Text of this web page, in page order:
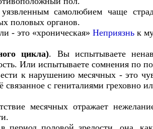
самолюбием чаще
половых органов.
- это «хроническая» Неприязнь к
цикла). Вы испытываете
Или испытываете сомнения по
к нарушению месячных - это
с гениталиями греховно
месячных отражает